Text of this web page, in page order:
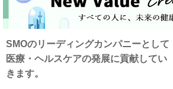
SMOのリーディングカンパニーとして
医療・ヘルスケアの発展に貢献してい
きます。